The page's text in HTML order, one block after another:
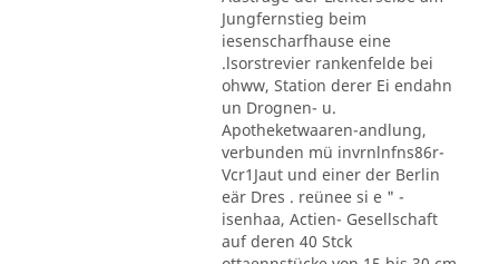
Jungfernstieg beim
iesenscharfhause eine
.lsorstrevier rankenfelde bei
ohww, Station derer Ei endahn
un Drognen- u.
Apotheketwaaren-andlung,
verbunden mü invrnlnfns86r-
Vcr1Jaut und einer der Berlin
eär Dres . reünee si e " -
isenhaa, Actien- Gesellschaft
auf deren 40 Stck